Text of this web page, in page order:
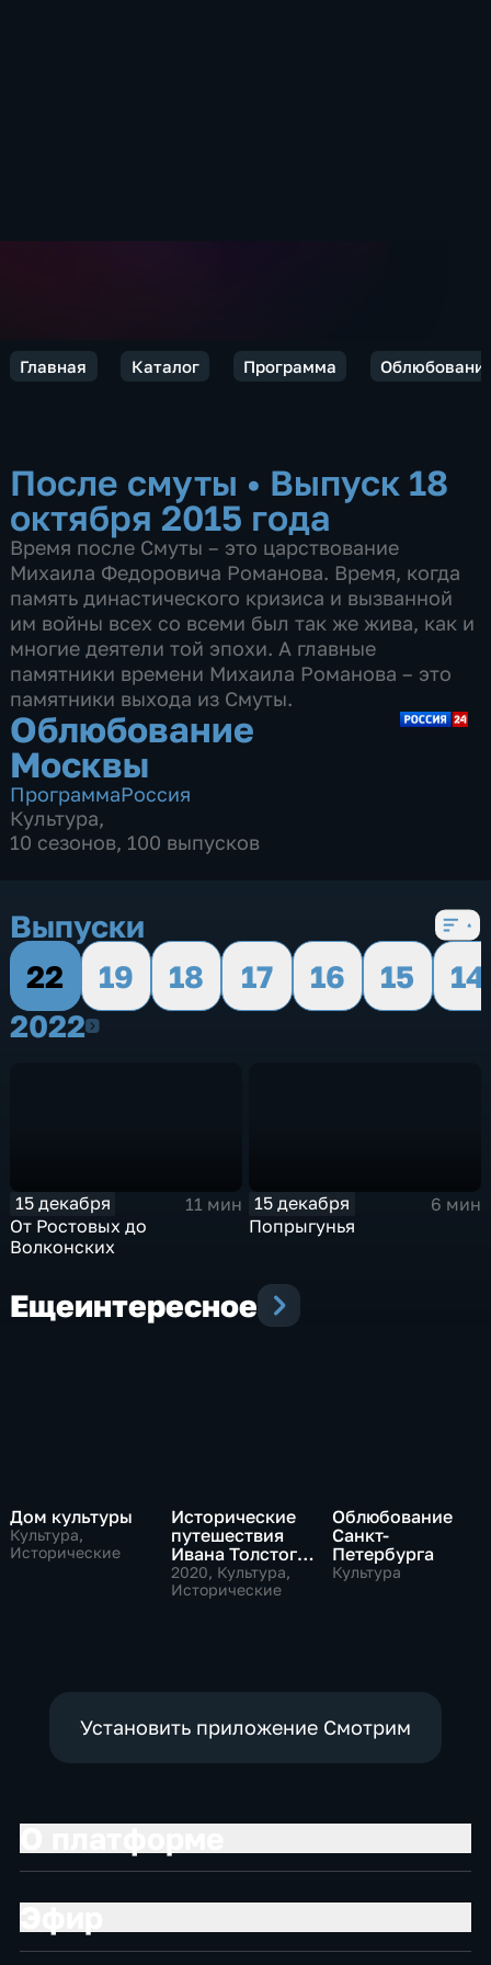
Главная Каталог Программа
После смуты • Выпуск 18
октября 2015 года
Время после Смуты – это царствование
Михаила Федоровича Романова. Время, когда
память династического кризиса и вызванной
им войны всех со всеми был так же жива, как и
многие деятели той эпохи. А главные
памятники времени Михаила Романова – это
памятники выхода из Смуты.
Облюбование
Москвы
ПрограммаРоссия
Культура,
10 сезонов, 100 выпусков
Выпуски
22
19 18 17 16 15
14
20222022
15 декабря
11 мин
От Ростовых до
Волконских
15 декабря
6 мин
Попрыгунья
Ещеинтересное
Дом культуры
Культура,
Исторические
Исторические
путешествия
Ивана Толстого.
"Парижские
истории"
2020, Культура,
Исторические
Облюбование
Санкт-
Петербурга
Культура
Установить приложение Смотрим